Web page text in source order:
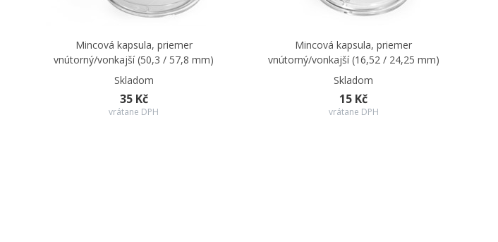
Mincová kapsula, priemer
vnútorný/vonkajší (50,3 / 57,8 mm)
Skladom
35 Kč
vrátane DPH
Mincová kapsula, priemer
vnútorný/vonkajší (16,52 / 24,25 mm)
Skladom
15 Kč
vrátane DPH